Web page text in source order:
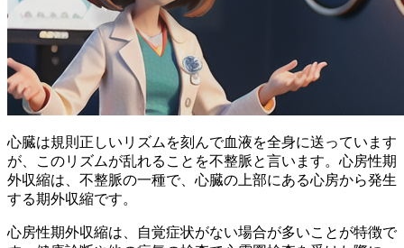
心臓は規則正しいリズムを刻んで血液を全身に送っています
が、このリズムが乱れることを不整脈と言います。心房性期
外収縮は、不整脈の一種で、心臓の上部にある心房から発生
する期外収縮です。
心房性期外収縮は、 自覚症状がない場合が多いことが特徴で